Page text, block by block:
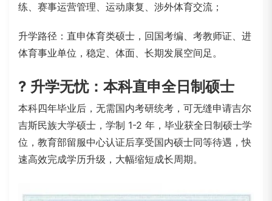
练、赛事运营管理、运动康复、涉外体育交流；
升学路径：直申体育类硕士，回国考编、考教师证、进
体育事业单位，稳定、体面、长期发展空间足。
? 升学无忧：本科直申全日制硕士
本科四年毕业后，无需国内考研统考，可无缝申请吉尔
吉斯民族大学硕士，学制 1-2 年，毕业获全日制硕士学
位，教育部留服中心认证后享受国内硕士同等待遇，快
速高效完成学历升级，大幅缩短成长周期。